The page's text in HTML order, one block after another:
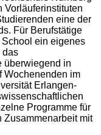
Vorläuferinstituten
eine der
Für Berufstätige
ein eigenes
das
überwiegend in
Wochenenden im
Erlangen-
Programme für
Zusammenarbeit mit